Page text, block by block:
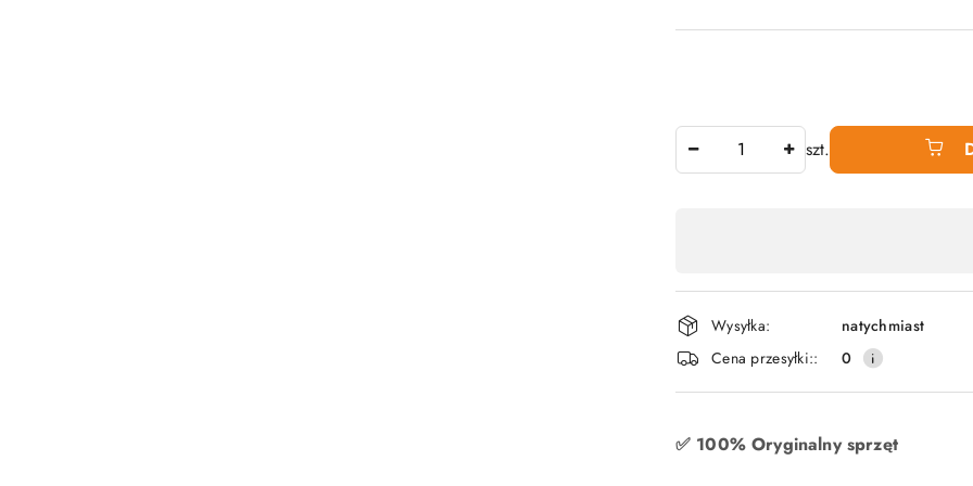
szt.
,
płatność
i
dostawa
Wysyłka:
natychmiast
Cena przesyłki::
0
✅ 100% Oryginalny sprzęt